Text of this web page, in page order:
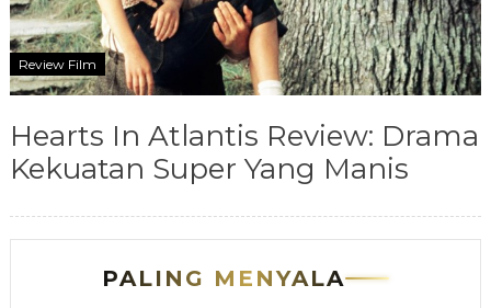
Review Film
Hearts In Atlantis Review: Drama
Kekuatan Super Yang Manis
PALING MENYALA